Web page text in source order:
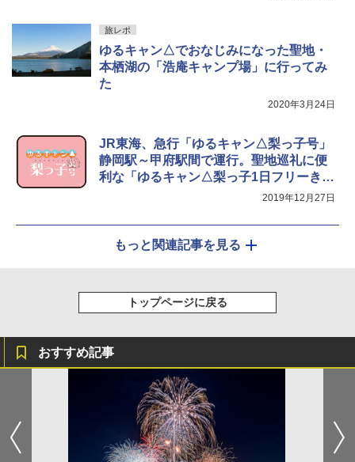
旅レポ
ゆるキャン△でおなじみになった聖地・
本栖湖の「浩庵キャンプ場」に行ってみ
た
2020年3月24日
JR東海、急行「ゆるキャン△梨っ子号」
静岡駅～甲府駅間で運行。聖地巡礼に便
利な「ゆるキャン△梨っ子1日フリーきっ
2019年12月27日
もっと関連記事を見る
トップページに戻る
おすすめ記事